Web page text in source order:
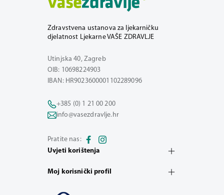
Zdravstvena ustanova za ljekarničku
djelatnost Ljekarne VAŠE ZDRAVLJE
Utinjska 40, Zagreb
OIB: 10698224903
IBAN: HR9023600001102289096
+385 (0) 1 21 00 200
info@vasezdravlje.hr
Pratite nas:
Uvjeti korištenja
Moj korisnički profil